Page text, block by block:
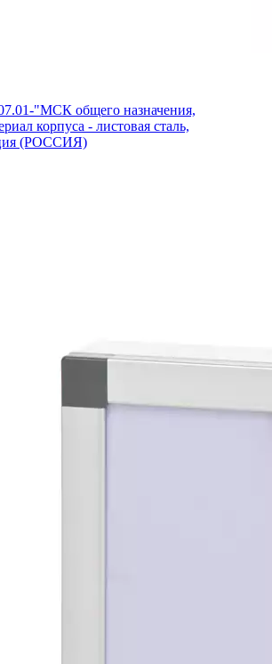
"МСК общего назначения,
корпуса - листовая сталь,
(РОССИЯ)